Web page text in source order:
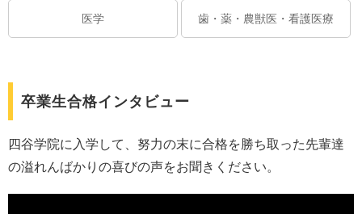
医学 歯・薬・農獣医・看護医療
卒業生合格インタビュー
四谷学院に入学して、努力の末に合格を勝ち取った先輩達
の溢れんばかりの喜びの声をお聞きください。